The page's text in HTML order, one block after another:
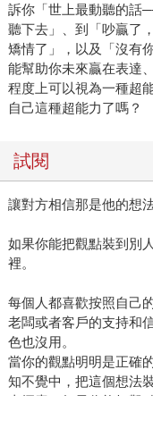
訴你「世上最動聽的話
聽下去」、到「吵贏了
矯情了」，以及「沒有
能幫助你未來贏在表達
程度上可以視為一種超
自己這種超能力了嗎？
試閱
讓對方相信那是他的想
如果你能把觀點裝到別
裡。
每個人都喜歡按照自己
老闆或者客戶的支持和
色也沒用。
當你的觀點明明是正確
知不覺中，把這個想法
去探索。如果你能把觀